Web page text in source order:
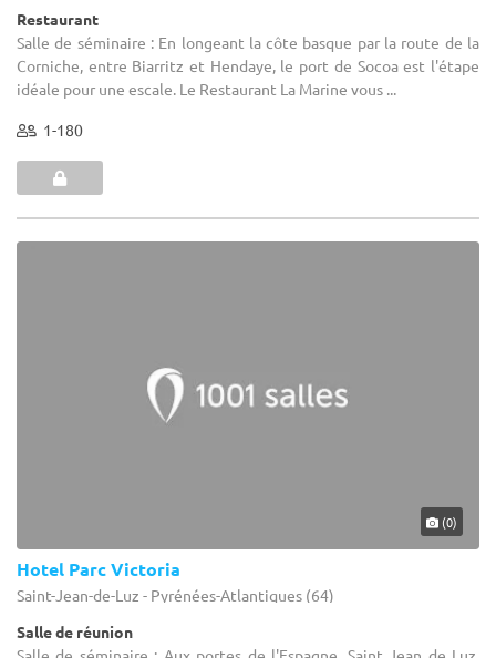
Restaurant
Salle de séminaire : En longeant la côte basque par la route de la
Corniche, entre Biarritz et Hendaye, le port de Socoa est l'étape
idéale pour une escale. Le Restaurant La Marine vous ...
1-180
(0)
Hotel Parc Victoria
Saint-Jean-de-Luz - Pyrénées-Atlantiques (64)
Salle de réunion